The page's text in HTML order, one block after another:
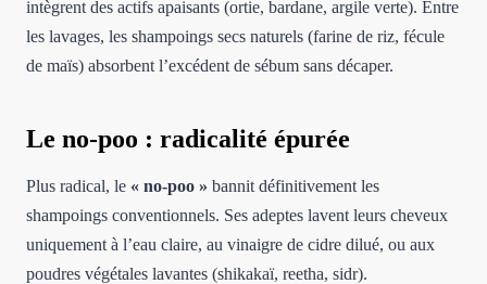
intègrent des actifs apaisants (ortie, bardane, argile verte). Entre
les lavages, les shampoings secs naturels (farine de riz, fécule
de maïs) absorbent l’excédent de sébum sans décaper.
Le no-poo : radicalité épurée
Plus radical, le « no-poo » bannit définitivement les
shampoings conventionnels. Ses adeptes lavent leurs cheveux
uniquement à l’eau claire, au vinaigre de cidre dilué, ou aux
poudres végétales lavantes (shikakaï, reetha, sidr).